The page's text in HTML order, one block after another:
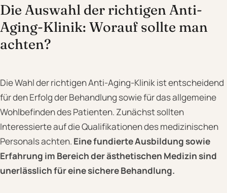
Die Auswahl der richtigen Anti-
Aging-Klinik: Worauf sollte man
achten?
Die Wahl der richtigen Anti-Aging-Klinik ist entscheidend
für den Erfolg der Behandlung sowie für das allgemeine
Wohlbefinden des Patienten. Zunächst sollten
Interessierte auf die Qualifikationen des medizinischen
Personals achten. Eine fundierte Ausbildung sowie
Erfahrung im Bereich der ästhetischen Medizin sind
unerlässlich für eine sichere Behandlung.